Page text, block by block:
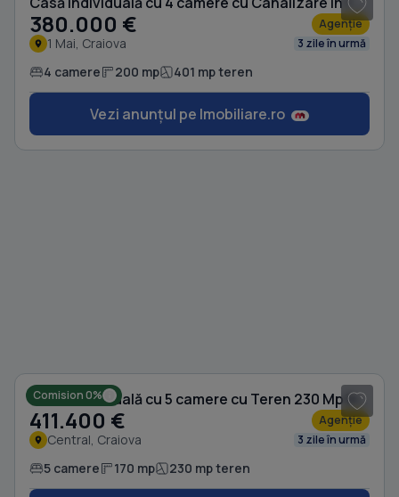
380.000 € Agenție
1 Mai, Craiova 3 zile în urmă
4 camere 200 mp 401 mp teren
Vezi anunțul pe Imobiliare.ro
Comision 0% Casă individuală cu 5 camere cu Teren 230 Mp în Central
411.400 € Agenție
Central, Craiova 3 zile în urmă
5 camere 170 mp 230 mp teren